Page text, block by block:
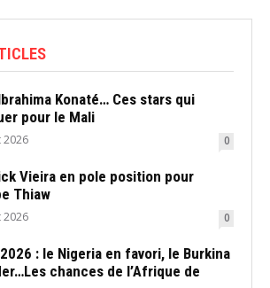
Konaté… Ces stars qui
pour le Mali
2026 0
Vieira en pole position pour
Thiaw
2026 0
: le Nigeria en favori, le Burkina
chances de l’Afrique de